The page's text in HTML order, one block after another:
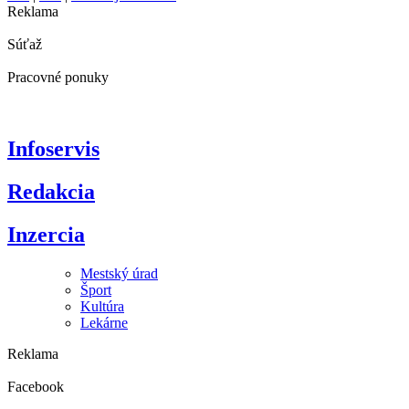
Reklama
Súťaž
Pracovné ponuky
Infoservis
Redakcia
Inzercia
Mestský úrad
Šport
Kultúra
Lekárne
Reklama
Facebook